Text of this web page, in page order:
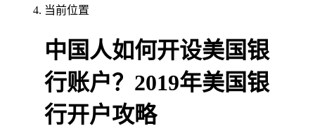
当前位置
中国人如何开设美国银
行账户？2019年美国银
行开户攻略